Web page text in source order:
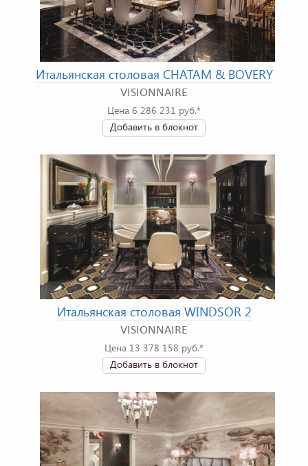
Итальянская столовая CHATAM & BOVERY
VISIONNAIRE
Цена 6 286 231 руб.*
Добавить в блокнот
Итальянская столовая WINDSOR 2
VISIONNAIRE
Цена 13 378 158 руб.*
Добавить в блокнот